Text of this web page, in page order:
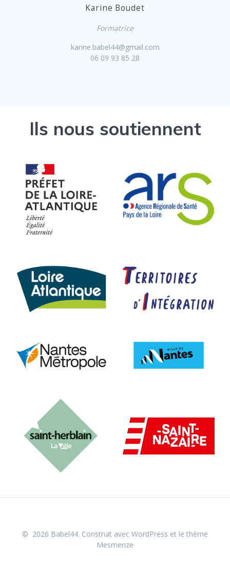
Karine Boudet
Formatrice
karine.babel44@gmail.com
06 09 93 85 28
Ils nous soutiennent
© 2026 Babel44. Construit avec WordPress et le thème
Mesmerize